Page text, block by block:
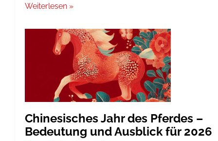
Weiterlesen »
Chinesisches Jahr des Pferdes –
Bedeutung und Ausblick für 2026